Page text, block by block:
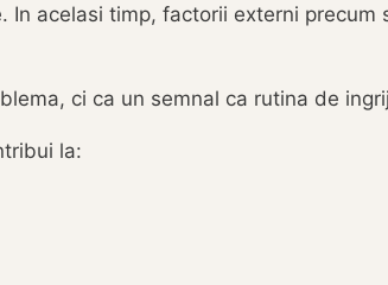
acelasi timp, factorii externi precum
ci ca un semnal ca rutina de
la: